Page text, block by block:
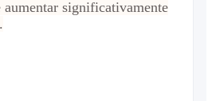
aumentar significativamente